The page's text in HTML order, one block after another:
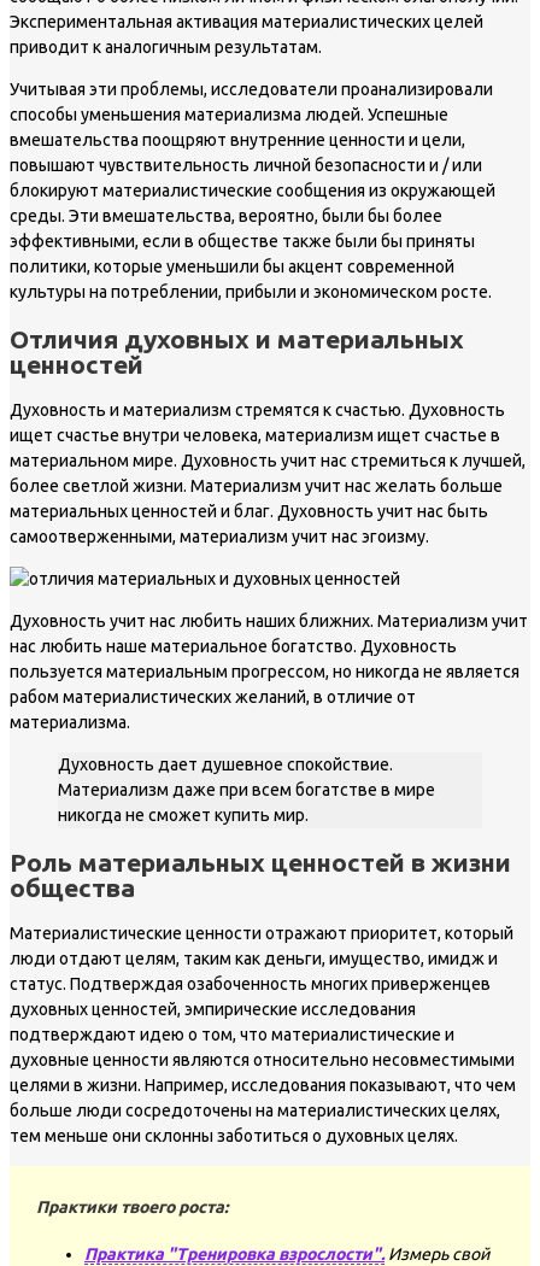
Экспериментальная активация материалистических целей
приводит к аналогичным результатам.
Учитывая эти проблемы, исследователи проанализировали
способы уменьшения материализма людей. Успешные
вмешательства поощряют внутренние ценности и цели,
повышают чувствительность личной безопасности и / или
блокируют материалистические сообщения из окружающей
среды. Эти вмешательства, вероятно, были бы более
эффективными, если в обществе также были бы приняты
политики, которые уменьшили бы акцент современной
культуры на потреблении, прибыли и экономическом росте.
Отличия духовных и материальных
ценностей
Духовность и материализм стремятся к счастью. Духовность
ищет счастье внутри человека, материализм ищет счастье в
материальном мире. Духовность учит нас стремиться к лучшей,
более светлой жизни. Материализм учит нас желать больше
материальных ценностей и благ. Духовность учит нас быть
самоотверженными, материализм учит нас эгоизму.
Духовность учит нас любить наших ближних. Материализм учит
нас любить наше материальное богатство. Духовность
пользуется материальным прогрессом, но никогда не является
рабом материалистических желаний, в отличие от
материализма.
Духовность дает душевное спокойствие.
Материализм даже при всем богатстве в мире
никогда не сможет купить мир.
Роль материальных ценностей в жизни
общества
Материалистические ценности отражают приоритет, который
люди отдают целям, таким как деньги, имущество, имидж и
статус. Подтверждая озабоченность многих приверженцев
духовных ценностей, эмпирические исследования
подтверждают идею о том, что материалистические и
духовные ценности являются относительно несовместимыми
целями в жизни. Например, исследования показывают, что чем
больше люди сосредоточены на материалистических целях,
тем меньше они склонны заботиться о духовных целях.
Практики твоего роста:
Практика "Тренировка взрослости".Измерь свой